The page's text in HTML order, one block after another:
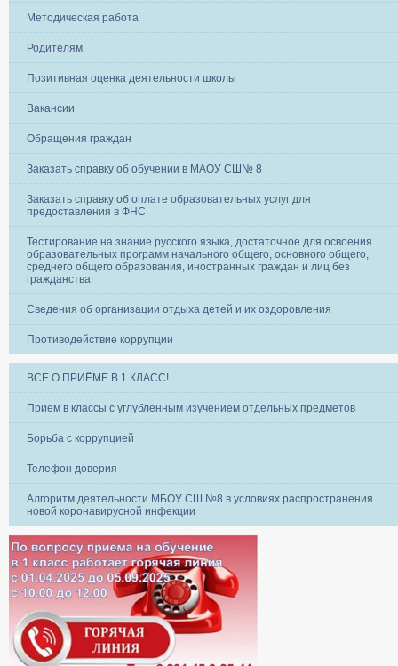
Методическая работа
Родителям
Позитивная оценка деятельности школы
Вакансии
Обращения граждан
Заказать справку об обучении в МАОУ СШ№ 8
Заказать справку об оплате образовательных услуг для
предоставления в ФНС
Тестирование на знание русского языка, достаточное для освоения
образовательных программ начального общего, основного общего,
среднего общего образования, иностранных граждан и лиц без
гражданства
Сведения об организации отдыха детей и их оздоровления
Противодействие коррупции
ВСЕ О ПРИЁМЕ В 1 КЛАСС!
Прием в классы с углубленным изучением отдельных предметов
Борьба с коррупцией
Телефон доверия
Алгоритм деятельности МБОУ СШ №8 в условиях распространения
новой коронавирусной инфекции